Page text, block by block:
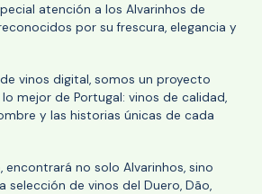
atención a los Alvarinhos de
por su frescura, elegancia y
vinos digital, somos un proyecto
mejor de Portugal: vinos de calidad,
y las historias únicas de cada
encontrará no solo Alvarinhos, sino
selección de vinos del Duero, Dão,